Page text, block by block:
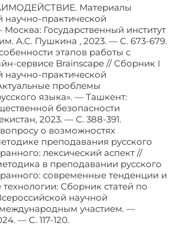
Материалы
практической
Государственный институт
А.С. Пушкина , 2023. — С. 673-679.
этапов работы с
сервисе Brainscape // Сборник I
практической
проблемы
языка». — Ташкент:
безопасности
2023. — С. 388-391.
о возможностях
преподавания русского
лексический аспект //
в преподавании русского
современные тенденции и
Сборник статей по
научной
участием. —
— С. 117-120.